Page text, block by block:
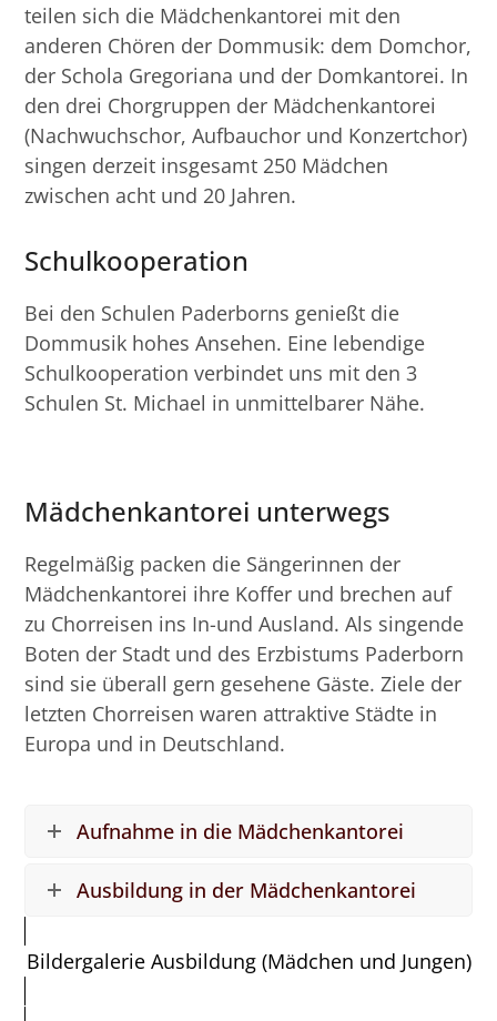
teilen sich die Mädchenkantorei mit den
anderen Chören der Dommusik: dem Domchor,
der Schola Gregoriana und der Domkantorei. In
den drei Chorgruppen der Mädchenkantorei
(Nachwuchschor, Aufbauchor und Konzertchor)
singen derzeit insgesamt 250 Mädchen
zwischen acht und 20 Jahren.
Schulkooperation
Bei den Schulen Paderborns genießt die
Dommusik hohes Ansehen. Eine lebendige
Schulkooperation verbindet uns mit den 3
Schulen St. Michael in unmittelbarer Nähe.
Mädchenkantorei unterwegs
Regelmäßig packen die Sängerinnen der
Mädchenkantorei ihre Koffer und brechen auf
zu Chorreisen ins In-und Ausland. Als singende
Boten der Stadt und des Erzbistums Paderborn
sind sie überall gern gesehene Gäste. Ziele der
letzten Chorreisen waren attraktive Städte in
Europa und in Deutschland.
Aufnahme in die Mädchenkantorei
Ausbildung in der Mädchenkantorei
Bildergalerie Ausbildung (Mädchen und Jungen)